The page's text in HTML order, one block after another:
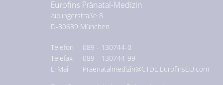
Eurofins Pränatal-Medizin
Aiblingerstraße 8
D-80639 München
Telefon
089 - 130744-0
Telefax
089 - 130744-99
E-Mail
Praenatalmedizin@CTDE.EurofinsEU.com